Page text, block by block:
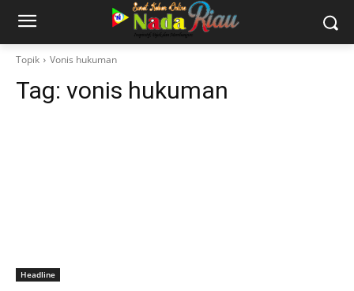
Topik Vonis hukuman
Tag: vonis hukuman
Headline